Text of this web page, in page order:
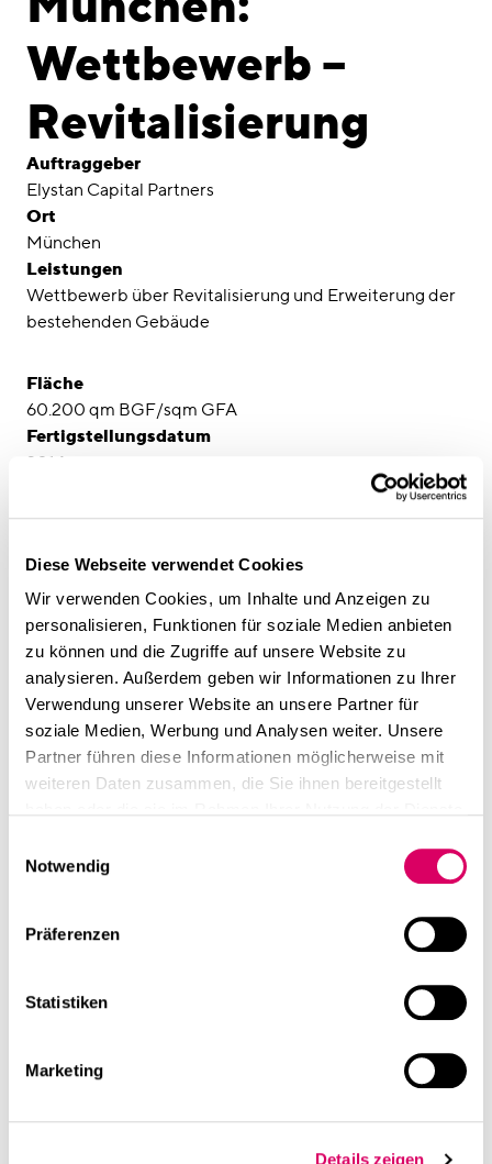
Diese Webseite verwendet Cookies
Wir verwenden Cookies, um Inhalte und Anzeigen zu
personalisieren, Funktionen für soziale Medien anbieten
zu können und die Zugriffe auf unsere Website zu
analysieren. Außerdem geben wir Informationen zu Ihrer
Verwendung unserer Website an unsere Partner für
soziale Medien, Werbung und Analysen weiter. Unsere
Partner führen diese Informationen möglicherweise mit
weiteren Daten zusammen, die Sie ihnen bereitgestellt
Notwendig
Präferenzen
Statistiken
Marketing
Details zeigen
Awards
Karriere
Standorte
linkedininstagram
Deutsch
English
Impressum
Datenschutz
Wettbewerb –
Revitalisierung
Auftraggeber
Elystan Capital Partners
Ort
München
Leistungen
Wettbewerb über Revitalisierung und Erweiterung der
bestehenden Gebäude
Fläche
60.200 qm BGF/sqm GFA
Fertigstellungsdatum
2014
CSMM